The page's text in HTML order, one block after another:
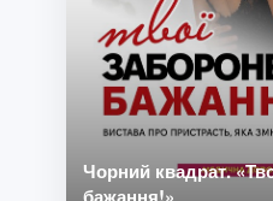
Чорний квадрат.